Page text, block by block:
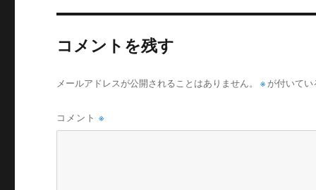
コメントを残す
メールアドレスが公開されることはありません。 ※ が付いて
コメント※